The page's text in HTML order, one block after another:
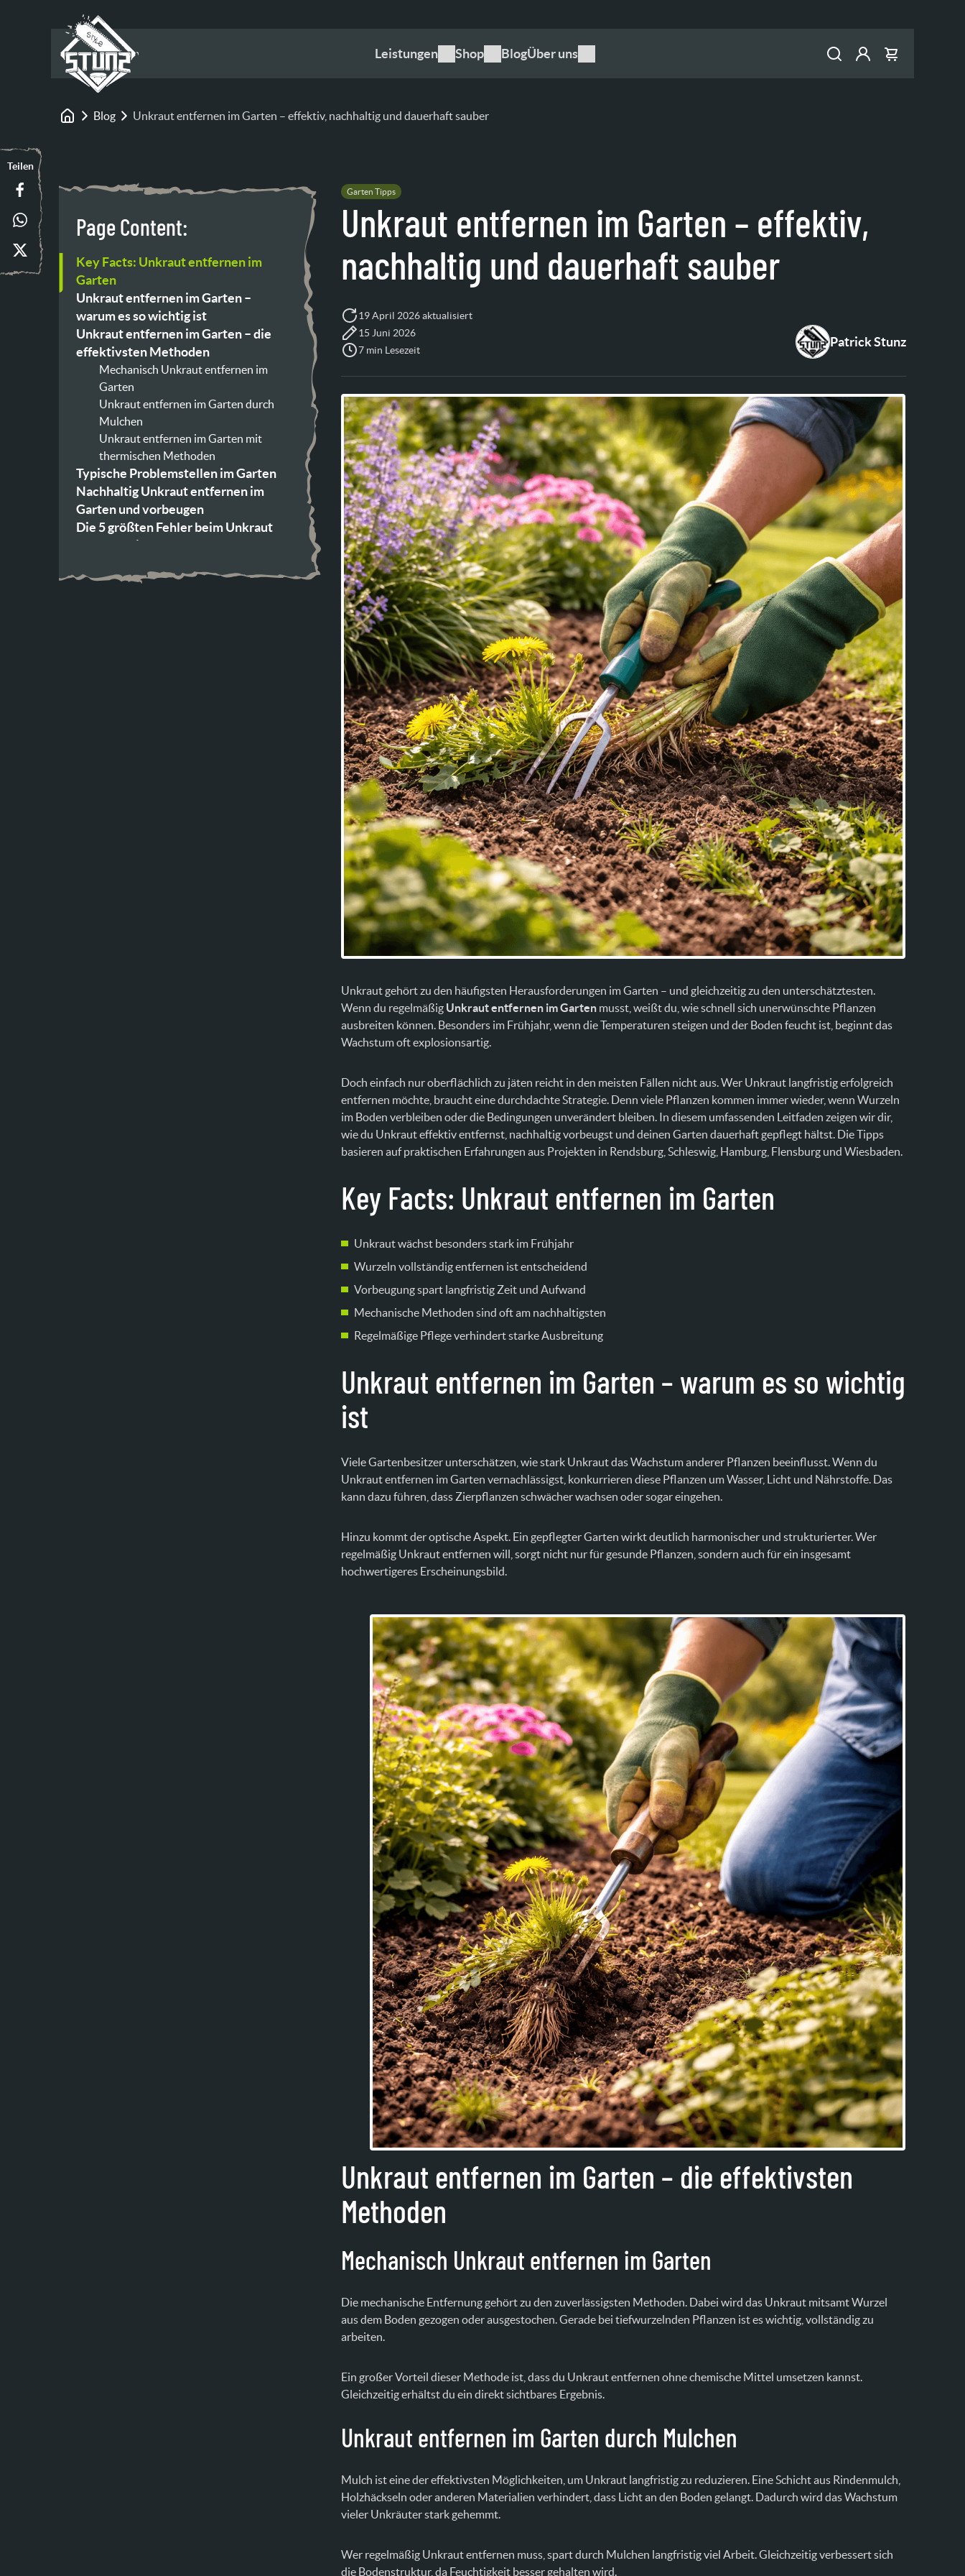
Leistungen Shop BlogÜber uns KontoWarenkorb
Startseite
Blog Unkraut entfernen im Garten – effektiv, nachhaltig und dauerhaft sauber
Teilen
Garten Tipps
Unkraut entfernen im Garten – effektiv,
nachhaltig und dauerhaft sauber
19 April 2026 aktualisiert
15 Juni 2026
7 min Lesezeit
Patrick Stunz
Page Content:
Key Facts: Unkraut entfernen im
Garten
Unkraut entfernen im Garten –
warum es so wichtig ist
Unkraut entfernen im Garten – die
effektivsten Methoden
Mechanisch Unkraut entfernen im
Garten
Unkraut entfernen im Garten durch
Mulchen
Unkraut entfernen im Garten mit
thermischen Methoden
Typische Problemstellen im Garten
Nachhaltig Unkraut entfernen im
Garten und vorbeugen
Die 5 größten Fehler beim Unkraut
entfernen im Garten
Zu selten arbeiten
Unkraut gehört zu den häufigsten Herausforderungen im Garten – und gleichzeitig zu den unterschätztesten.
Wenn du regelmäßig Unkraut entfernen im Garten musst, weißt du, wie schnell sich unerwünschte Pflanzen
ausbreiten können. Besonders im Frühjahr, wenn die Temperaturen steigen und der Boden feucht ist, beginnt das
Wachstum oft explosionsartig.
Doch einfach nur oberflächlich zu jäten reicht in den meisten Fällen nicht aus. Wer Unkraut langfristig erfolgreich
entfernen möchte, braucht eine durchdachte Strategie. Denn viele Pflanzen kommen immer wieder, wenn Wurzeln
im Boden verbleiben oder die Bedingungen unverändert bleiben. In diesem umfassenden Leitfaden zeigen wir dir,
wie du Unkraut effektiv entfernst, nachhaltig vorbeugst und deinen Garten dauerhaft gepflegt hältst. Die Tipps
basieren auf praktischen Erfahrungen aus Projekten in Rendsburg, Schleswig, Hamburg, Flensburg und Wiesbaden.
Key Facts: Unkraut entfernen im Garten
Unkraut wächst besonders stark im Frühjahr
Wurzeln vollständig entfernen ist entscheidend
Vorbeugung spart langfristig Zeit und Aufwand
Mechanische Methoden sind oft am nachhaltigsten
Regelmäßige Pflege verhindert starke Ausbreitung
Unkraut entfernen im Garten – warum es so wichtig
ist
Viele Gartenbesitzer unterschätzen, wie stark Unkraut das Wachstum anderer Pflanzen beeinflusst. Wenn du
Unkraut entfernen im Garten vernachlässigst, konkurrieren diese Pflanzen um Wasser, Licht und Nährstoffe. Das
kann dazu führen, dass Zierpflanzen schwächer wachsen oder sogar eingehen.
Hinzu kommt der optische Aspekt. Ein gepflegter Garten wirkt deutlich harmonischer und strukturierter. Wer
regelmäßig Unkraut entfernen will, sorgt nicht nur für gesunde Pflanzen, sondern auch für ein insgesamt
hochwertigeres Erscheinungsbild.
Unkraut entfernen im Garten – die effektivsten
Methoden
Mechanisch Unkraut entfernen im Garten
Die mechanische Entfernung gehört zu den zuverlässigsten Methoden. Dabei wird das Unkraut mitsamt Wurzel
aus dem Boden gezogen oder ausgestochen. Gerade bei tiefwurzelnden Pflanzen ist es wichtig, vollständig zu
arbeiten.
Ein großer Vorteil dieser Methode ist, dass du Unkraut entfernen ohne chemische Mittel umsetzen kannst.
Gleichzeitig erhältst du ein direkt sichtbares Ergebnis.
Unkraut entfernen im Garten durch Mulchen
Mulch ist eine der effektivsten Möglichkeiten, um Unkraut langfristig zu reduzieren. Eine Schicht aus Rindenmulch,
Holzhäckseln oder anderen Materialien verhindert, dass Licht an den Boden gelangt. Dadurch wird das Wachstum
vieler Unkräuter stark gehemmt.
Wer regelmäßig Unkraut entfernen muss, spart durch Mulchen langfristig viel Arbeit. Gleichzeitig verbessert sich
die Bodenstruktur, da Feuchtigkeit besser gehalten wird.